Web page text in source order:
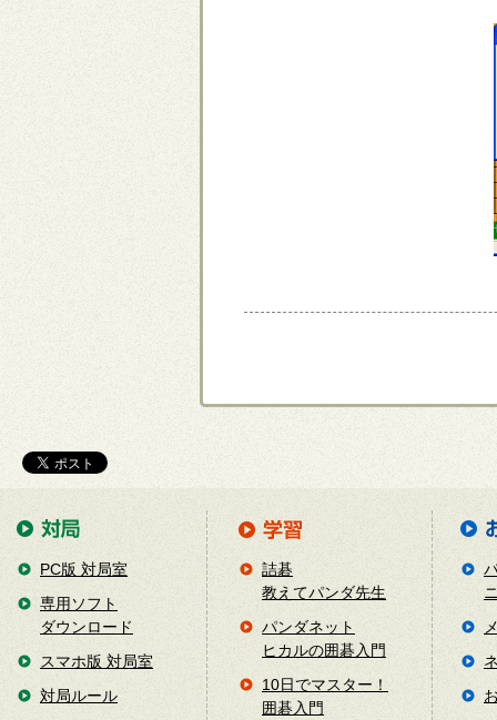
PC版 対局室
専用ソフト
ダウンロード
スマホ版 対局室
対局ルール
詰碁
教えてパンダ先生
パンダネット
ヒカルの囲碁入門
10日でマスター！
囲碁入門